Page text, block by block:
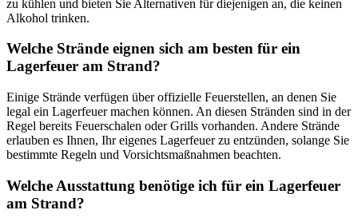
zu kühlen und bieten Sie Alternativen für diejenigen an, die keinen
Alkohol trinken.
Welche Strände eignen sich am besten für ein
Lagerfeuer am Strand?
Einige Strände verfügen über offizielle Feuerstellen, an denen Sie
legal ein Lagerfeuer machen können. An diesen Stränden sind in der
Regel bereits Feuerschalen oder Grills vorhanden. Andere Strände
erlauben es Ihnen, Ihr eigenes Lagerfeuer zu entzünden, solange Sie
bestimmte Regeln und Vorsichtsmaßnahmen beachten.
Welche Ausstattung benötige ich für ein Lagerfeuer
am Strand?